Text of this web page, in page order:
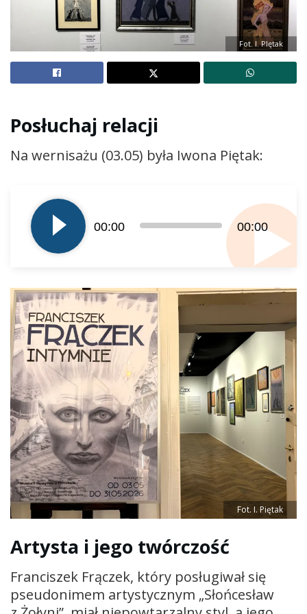
Fot. I. PIętak
Posłuchaj relacji
Na wernisażu (03.05) była Iwona Piętak:
plików
dźwiękowych
00:00 00:00
Fot. I. Piętak
Artysta i jego twórczość
Franciszek Frączek, który posługiwał się
pseudonimem artystycznym „Słońcesław